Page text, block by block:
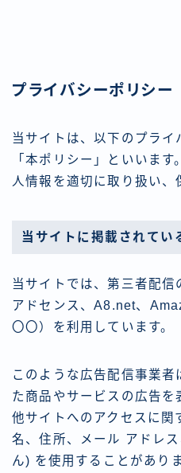
プライバシーポリシー
当サイトは、以下のプライ
「本ポリシー」といいま
人情報を適切に取り扱い、
当サイトに掲載されてい
当サイトでは、第三者配
アドセンス、A8.net、
〇〇）を利用しています。
このような広告配信事業
た商品やサービスの広告
他サイトへのアクセスに
名、住所、メール アドレ
ん) を使用することがありま